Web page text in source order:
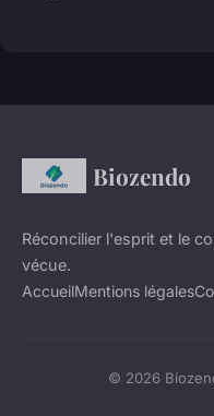
Biozendo
Réconcilier l'esprit et le
vécue.
AccueilMentions légales
© 2026